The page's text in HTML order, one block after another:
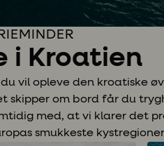
i Kroatien
vil opleve den kroatiske
skipper om bord får du
med, at vi klarer det
smukkeste